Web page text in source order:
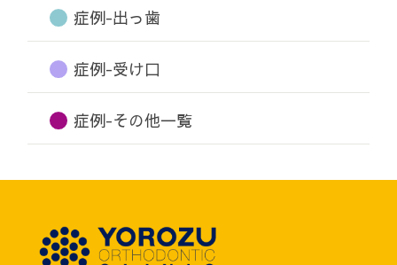
症例-出っ歯
症例-受け口
症例-その他一覧